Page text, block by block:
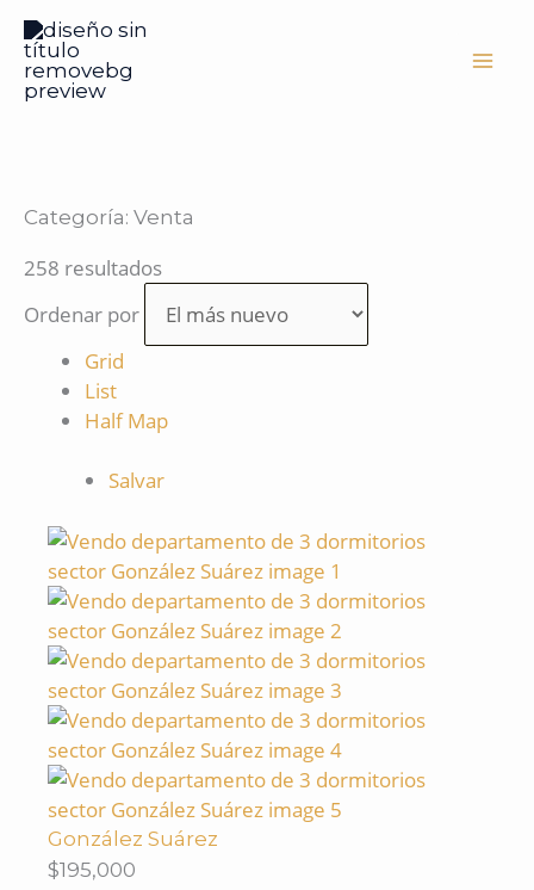
contenido
Categoría: Venta
258 resultados
Ordenar por
Grid
List
Half Map
Salvar
González Suárez
$195,000